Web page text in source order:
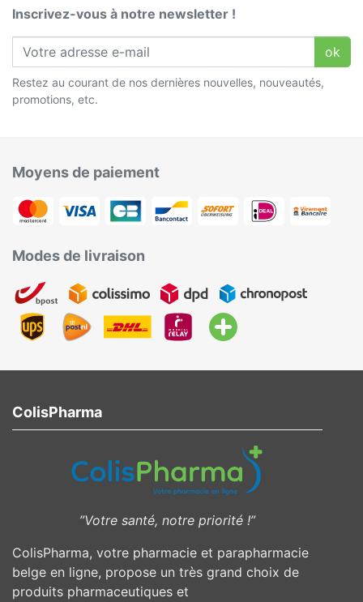
Inscrivez-vous à notre newsletter !
ok
Restez au courant de nos dernières nouvelles, nouveautés,
promotions, etc.
Moyens de paiement
Modes de livraison
ColisPharma
”Votre santé, notre priorité !”
ColisPharma, votre pharmacie et parapharmacie
belge en ligne, propose un très grand choix de
produits pharmaceutiques et